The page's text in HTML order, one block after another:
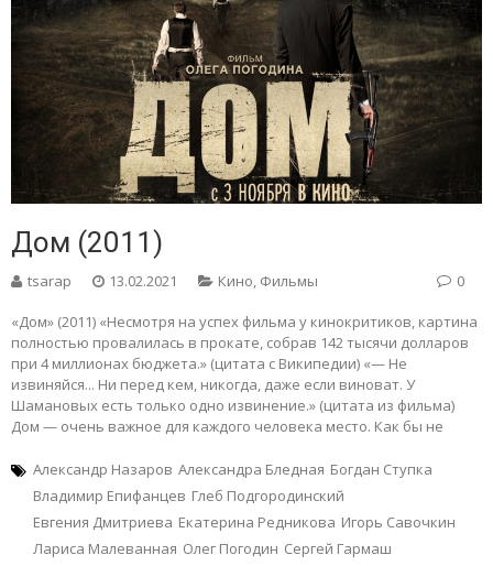
Дом (2011)
tsarap 13.02.2021 Кино, Фильмы 0
«Дом» (2011) «Несмотря на успех фильма у кинокритиков, картина
полностью провалилась в прокате, собрав 142 тысячи долларов
при 4 миллионах бюджета.» (цитата с Википедии) «— Не
извиняйся... Ни перед кем, никогда, даже если виноват. У
Шамановых есть только одно извинение.» (цитата из фильма)
Дом — очень важное для каждого человека место. Как бы не
Александр Назаров Александра Бледная Богдан Ступка
Владимир Епифанцев Глеб Подгородинский
Евгения Дмитриева Екатерина Редникова Игорь Савочкин
Лариса Малеванная Олег Погодин Сергей Гармаш